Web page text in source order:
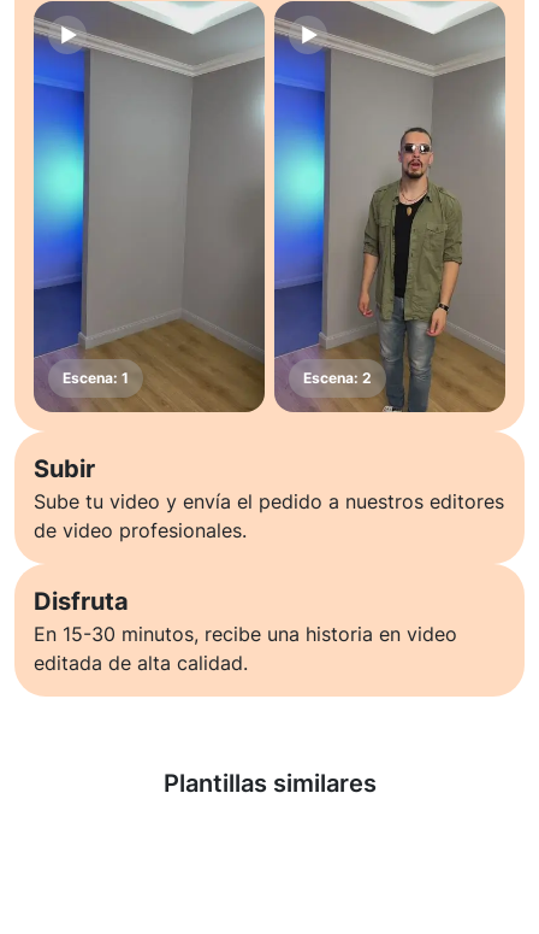
Subir
Sube tu video y envía el pedido a nuestros editores
de video profesionales.
Disfruta
En 15-30 minutos, recibe una historia en video
editada de alta calidad.
Plantillas similares
Saber más